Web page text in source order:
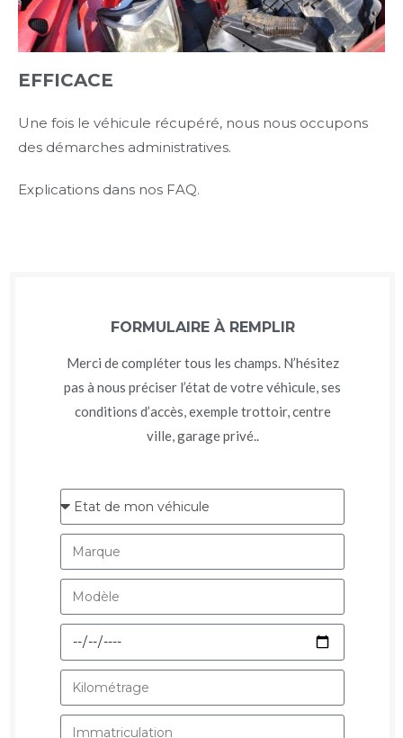
EFFICACE
Une fois le véhicule récupéré, nous nous occupons
des démarches administratives.
Explications dans nos FAQ.
FORMULAIRE À REMPLIR
Merci de compléter tous les champs. N’hésitez
pas à nous préciser l’état de votre véhicule, ses
conditions d’accès, exemple trottoir, centre
ville, garage privé..